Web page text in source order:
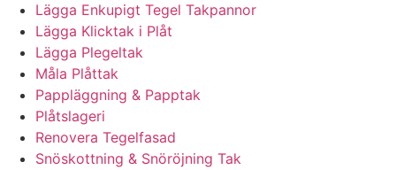
Lägga Enkupigt Tegel Takpannor
Lägga Klicktak i Plåt
Lägga Plegeltak
Måla Plåttak
Pappläggning & Papptak
Plåtslageri
Renovera Tegelfasad
Snöskottning & Snöröjning Tak